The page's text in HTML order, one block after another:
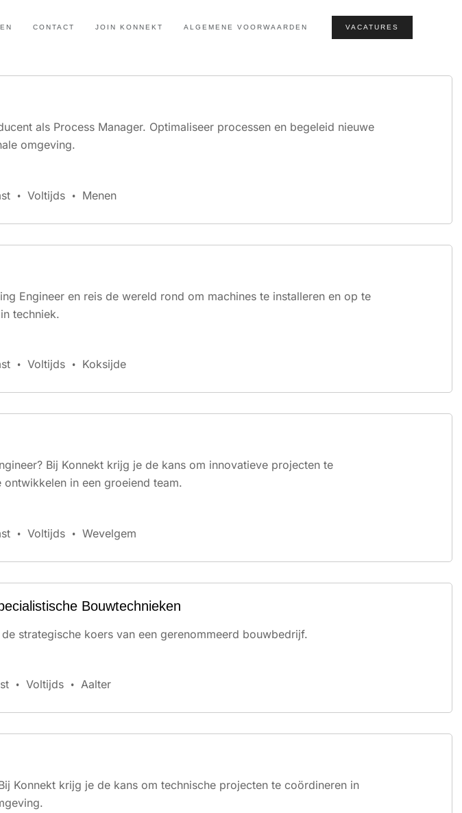
CONTACT JOIN KONNEKT ALGEMENE VOORWAARDEN VACATURES
als Process Manager. Optimaliseer processen en begeleid nieuwe
omgeving.
Voltijds Menen
Engineer en reis de wereld rond om machines te installeren en op te
techniek.
Voltijds Koksijde
Bij Konnekt krijg je de kans om innovatieve projecten te
in een groeiend team.
Voltijds Wevelgem
Bouwtechnieken
strategische koers van een gerenommeerd bouwbedrijf.
Voltijds Aalter
Konnekt krijg je de kans om technische projecten te coördineren in